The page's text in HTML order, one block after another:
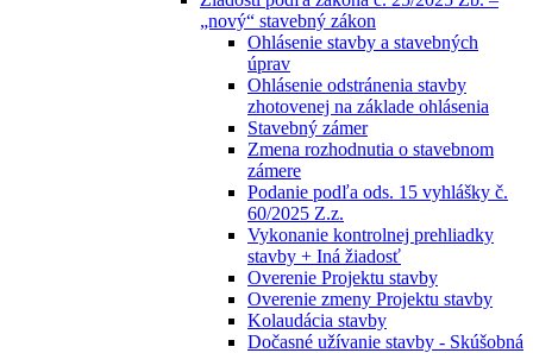
„nový“ stavebný zákon
Ohlásenie stavby a stavebných
úprav
Ohlásenie odstránenia stavby
zhotovenej na základe ohlásenia
Stavebný zámer
Zmena rozhodnutia o stavebnom
zámere
Podanie podľa ods. 15 vyhlášky č.
60/2025 Z.z.
Vykonanie kontrolnej prehliadky
stavby + Iná žiadosť
Overenie Projektu stavby
Overenie zmeny Projektu stavby
Kolaudácia stavby
Dočasné užívanie stavby - Skúšobná